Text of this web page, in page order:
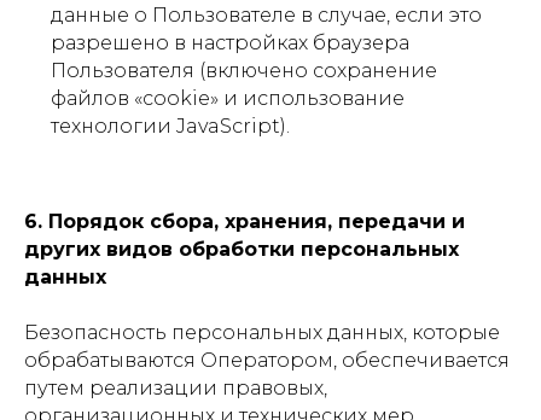
данные о Пользователе в случае, если это
разрешено в настройках браузера
Пользователя (включено сохранение
файлов «cookie» и использование
технологии JavaScript).
6. Порядок сбора, хранения, передачи и
других видов обработки персональных
данных
Безопасность персональных данных, которые
обрабатываются Оператором, обеспечивается
путем реализации правовых,